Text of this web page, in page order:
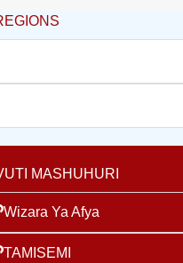
MASHUHURI
Wizara Ya Afya
TAMISEMI